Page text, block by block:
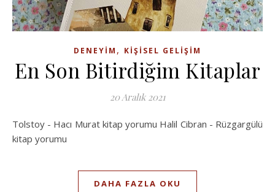
DENEYIM , KIŞISEL GELIŞIM
En Son Bitirdiğim Kitaplar
20 Aralık 2021
Tolstoy - Hacı Murat kitap yorumu Halil Cibran - Rüzgargülü
kitap yorumu
DAHA FAZLA OKU